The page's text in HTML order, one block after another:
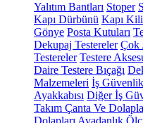
Yalıtım Bantları Stoper
Kapı Dürbünü Kapı
Gönye Posta Kutuları
Dekupaj Testereler Çok
Testereler Testere
Daire Testere Bıçağı
Malzemeleri İş
Ayakkabısı Diğer İş
Takım Çanta Ve
Dolapları Avadanlık